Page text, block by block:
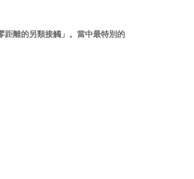
距離的另類接觸」。當中最特別的